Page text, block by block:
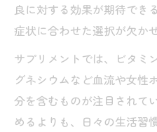
良に対する効果が期待でき
症状に合わせた選択が欠か
サプリメントでは、ビタミ
グネシウムなど血流や女性
分を含むものが注目されて
めるよりも、日々の生活習